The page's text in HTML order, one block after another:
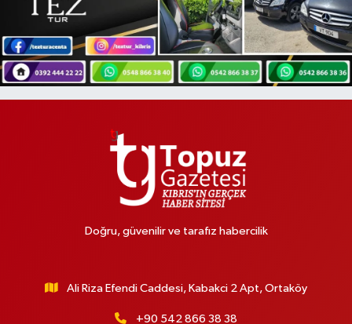
Doğru, güvenilir ve tarafız habercilik
Ali Riza Efendi Caddesi, Kabakci 2 Apt, Ortaköy
+90 542 866 38 38